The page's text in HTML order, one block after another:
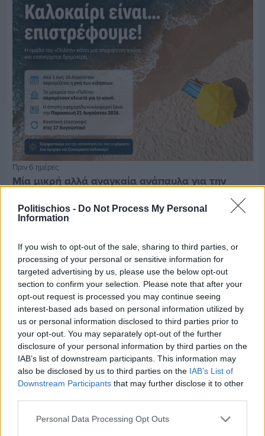
Politischios - Do Not Process My Personal
Information
If you wish to opt-out of the sale, sharing to third parties, or
processing of your personal or sensitive information for
targeted advertising by us, please use the below opt-out
section to confirm your selection. Please note that after your
opt-out request is processed you may continue seeing
interest-based ads based on personal information utilized by
us or personal information disclosed to third parties prior to
your opt-out. You may separately opt-out of the further
disclosure of your personal information by third parties on the
IAB’s list of downstream participants. This information may
also be disclosed by us to third parties on the IAB’s List of
Downstream Participants that may further disclose it to other
Personal Data Processing Opt Outs
Πριν 6 ημέρες
Μία μικρή αλλά αναγκαία ανάπαυλα για την
ομάδα του «Πολίτη»
Πριν 6 ημέρες
Τρίτος στη σφαιροβολία στη διεθνή συνάντηση
Ελλάδας–Κύπρου Κ18 ο Δημήτρης Τέλλιος